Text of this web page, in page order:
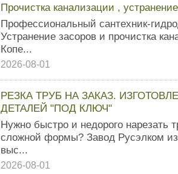
Прочистка канализации ,
Профессиональный сантехник-
Устранение засоров и прочистка
Копе...
2026-08-01
РЕЗКА ТРУБ НА ЗАКАЗ.
ДЕТАЛЕЙ "ПОД КЛЮЧ"
Нужно быстро и недорого нарезать
сложной формы? Завод Русэлком
выс...
2026-08-01